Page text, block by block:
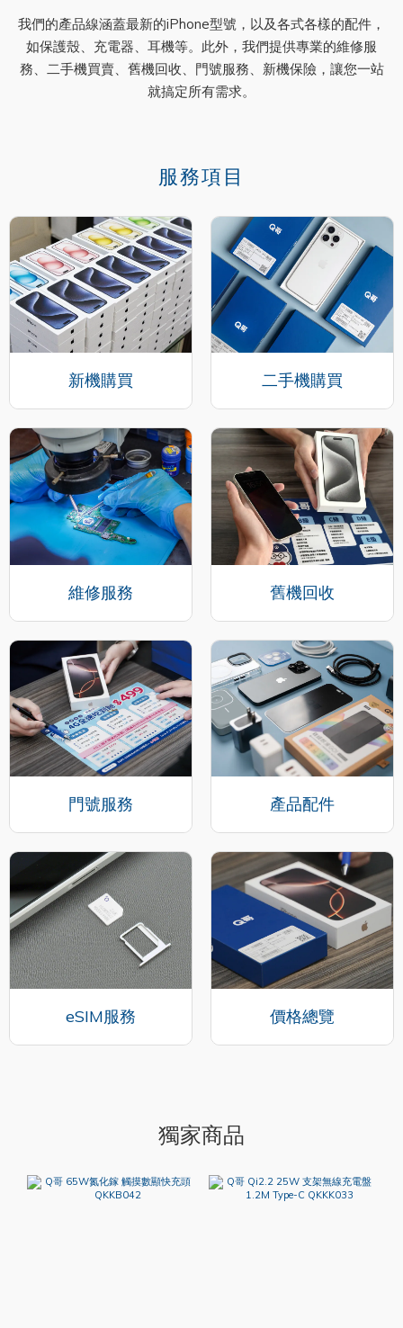
我們的產品線涵蓋最新的iPhone型號，以及各式各樣的配件，
如保護殼、充電器、耳機等。此外，我們提供專業的維修服
務、二手機買賣、舊機回收、門號服務、新機保險，讓您一站
就搞定所有需求。
服務項目
新機購買 二手機購買
維修服務 舊機回收
門號服務 產品配件
eSIM服務 價格總覽
獨家商品